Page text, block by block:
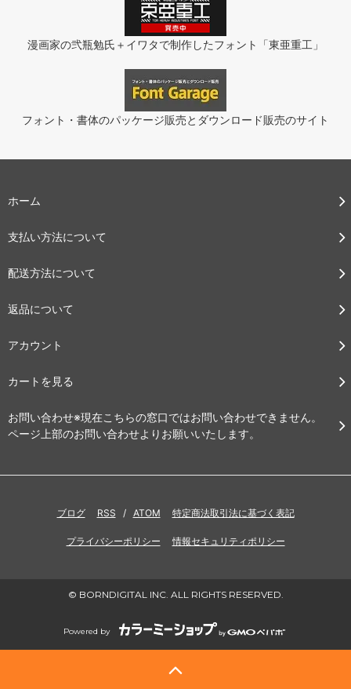
漫画家の弐瓶勉氏＋イワタで制作したフォント「東亜重工」
フォント・書体のパッケージ販売とダウンロード販売のサイト
ホーム
支払い方法について
配送方法について
返品について
アカウント
カートを見る
お問い合わせ※現在こちらの窓口ではお問い合わせできません。
ページ上部のお問い合わせよりお願いいたします。
ブログ RSS / ATOM 特定商法取引法に基づく表記
プライバシーポリシー 情報セキュリティポリシー
© BORNDIGITAL INC. ALL RIGHTS RESERVED.
Powered by